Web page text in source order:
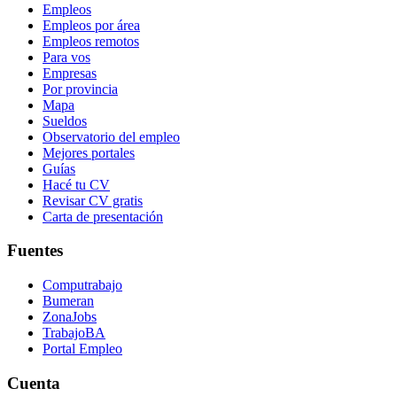
Empleos
Empleos por área
Empleos remotos
Para vos
Empresas
Por provincia
Mapa
Sueldos
Observatorio del empleo
Mejores portales
Guías
Hacé tu CV
Revisar CV gratis
Carta de presentación
Fuentes
Computrabajo
Bumeran
ZonaJobs
TrabajoBA
Portal Empleo
Cuenta